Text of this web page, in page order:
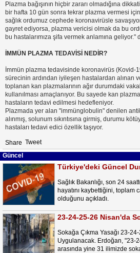
Plazma bağışının hiçbir zararı olmadığına dikkati
bir hafta 10 gün sonra tekrar plazma vermesi
sağlık ordumuz cephede koronavirüsle
gayret ediyorsa, plazma vericisi olmak da bu
bu hastalarımıza şifa vermek anlamına geliyor."
İMMÜN PLAZMA TEDAVİSİ NEDİR?
İmmün plazma tedavisinde koronavirüs (Kovid-
sürecinin ardından iyileşen hastalardan alınan
toplanan kan plazmalarının ağır durumdaki
kullanılması amaçlanıyor. Bu sayede kan
hastaların tedavi edilmesi hedefleniyor.
Plazmada yer alan "immünglobulin" denilen
alınmış, solunum sıkıntısına girmiş, durumu
hastaları tedavi edici özellik taşıyor.
Share Tweet
Güncel
Türkiye'deki Güncel
Sağlık Bakanlığı, son 24
hayatını kaybettiğini, toplam
olduğunu açıkladı.
23-24-25-26 Nisan'da
Sokağa Çıkma Yasağı 23-
Uygulanacak. Erdoğan, "23-
arasında yine 31 ilimizde